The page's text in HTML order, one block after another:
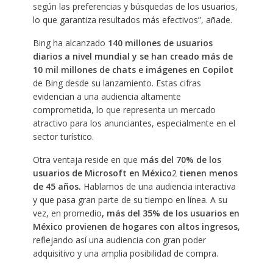
según las preferencias y búsquedas de los usuarios,
lo que garantiza resultados más efectivos”, añade.
Bing ha alcanzado 140 millones de usuarios
diarios a nivel mundial y se han creado más de
10 mil millones de chats e imágenes en Copilot
de Bing desde su lanzamiento. Estas cifras
evidencian a una audiencia altamente
comprometida, lo que representa un mercado
atractivo para los anunciantes, especialmente en el
sector turístico.
Otra ventaja reside en que más del 70% de los
usuarios de Microsoft en México2tienen menos
de 45 años. Hablamos de una audiencia interactiva
y que pasa gran parte de su tiempo en línea. A su
vez, en promedio, más del 35% de los usuarios en
México provienen de hogares con altos ingresos,
reflejando así una audiencia con gran poder
adquisitivo y una amplia posibilidad de compra.